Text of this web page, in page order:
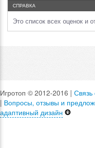
СПРАВКА
Это список всех оценок и
Игротоп © 2012-2016 | Связь
| Вопросы, отзывы и
адаптивный дизайн